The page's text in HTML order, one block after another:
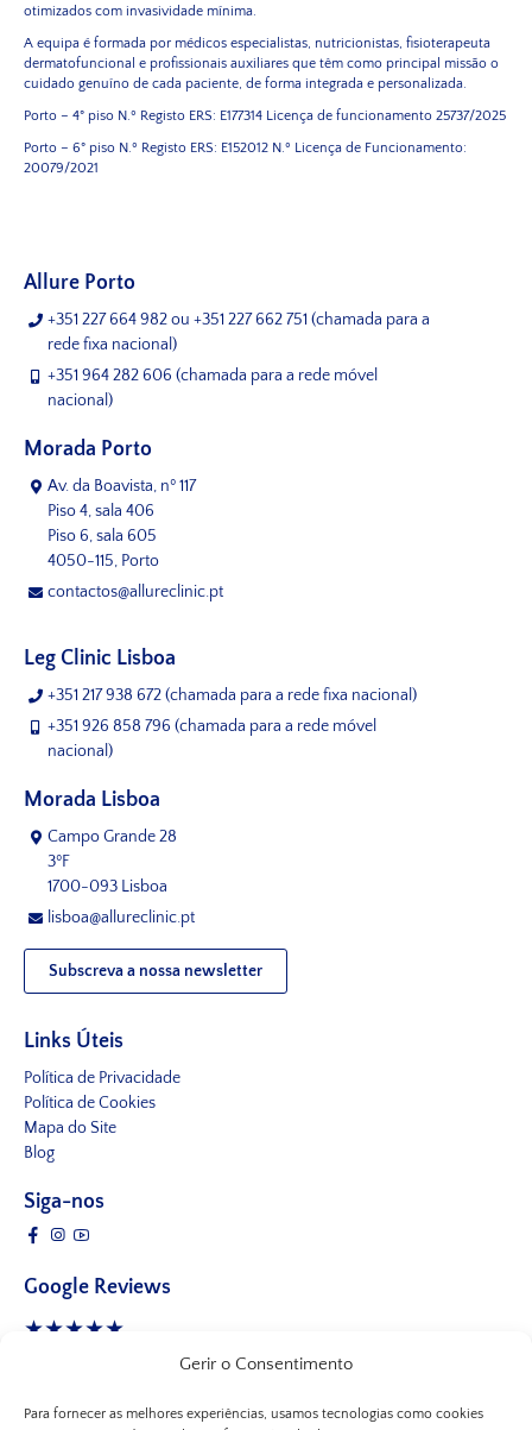
Gerir o Consentimento
Para fornecer as melhores experiências, usamos tecnologias como cookies
otimizados com invasividade mínima.
A equipa é formada por médicos especialistas, nutricionistas, fisioterapeuta
dermatofuncional e profissionais auxiliares que têm como principal missão o
cuidado genuíno de cada paciente, de forma integrada e personalizada.
Porto – 4° piso N.º Registo ERS: E177314 Licença de funcionamento 25737/2025
Porto – 6° piso N.º Registo ERS: E152012 N.º Licença de Funcionamento:
20079/2021
Allure Porto
+351 227 664 982ou +351 227 662 751 (chamada para a
rede fixa nacional)
+351 964 282 606 (chamada para a rede móvel
nacional)
Morada Porto
Av. da Boavista, nº 117
Piso 4, sala 406
Piso 6, sala 605
4050-115, Porto
contactos@allureclinic.pt
Leg Clinic Lisboa
+351 217 938 672(chamada para a rede fixa nacional)
+351 926 858 796 (chamada para a rede móvel
nacional)
Morada Lisboa
Campo Grande 28
3ºF
1700-093 Lisboa
lisboa@allureclinic.pt
Subscreva a nossa newsletter
Links Úteis
Política de Privacidade
Política de Cookies
Mapa do Site
Blog
Siga-nos
Google Reviews
★★★★★
· 245 avaliações